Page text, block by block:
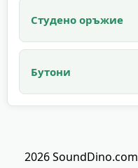
Студено оръжие
Бутони
2026 SoundDino.com